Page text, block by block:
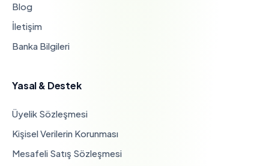
Blog
İletişim
Banka Bilgileri
Yasal & Destek
Üyelik Sözleşmesi
Kişisel Verilerin Korunması
Mesafeli Satış Sözleşmesi